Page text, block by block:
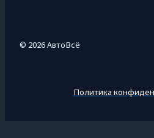
© 2026 АвтоВсё
Политика